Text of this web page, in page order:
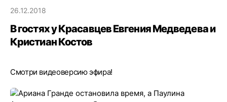
26.12.2018
В гостях у Красавцев Евгения Медведева и
Кристиан Костов
Смотри видеоверсию эфира!